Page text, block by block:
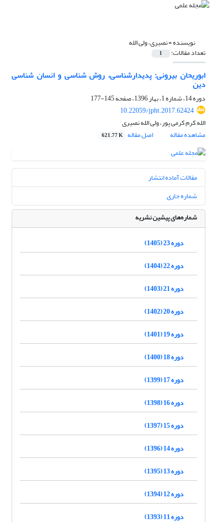
نویسنده =نصیری، ولی الله
تعداد مقالات: 1
ابوریحان بیرونی: پدیدارشناسی، روش شناسی و انسان شناسی
دین
دوره 14، شماره 1، بهار 1396، صفحه
145-177
10.22059/jpht.2017.62424
الله کرم کرمی پور، ولی الله نصیری
مشاهده مقاله
اصل مقاله 621.77 K
مقالات آماده انتشار
شماره جاری
شماره‌های پیشین نشریه
دوره 23 (1405)
دوره 22 (1404)
دوره 21 (1403)
دوره 20 (1402)
دوره 19 (1401)
دوره 18 (1400)
دوره 17 (1399)
دوره 16 (1398)
دوره 15 (1397)
دوره 14 (1396)
دوره 13 (1395)
دوره 12 (1394)
دوره 11 (1393)